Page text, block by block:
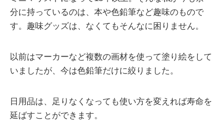
分に持っているのは、本や色鉛筆など趣味のもので
す。趣味グッズは、なくてもそんなに困りません。
以前はマーカーなど複数の画材を使って塗り絵をして
いましたが、今は色鉛筆だけに絞りました。
日用品は、足りなくなっても使い方を変えれば寿命を
延ばすことができます。